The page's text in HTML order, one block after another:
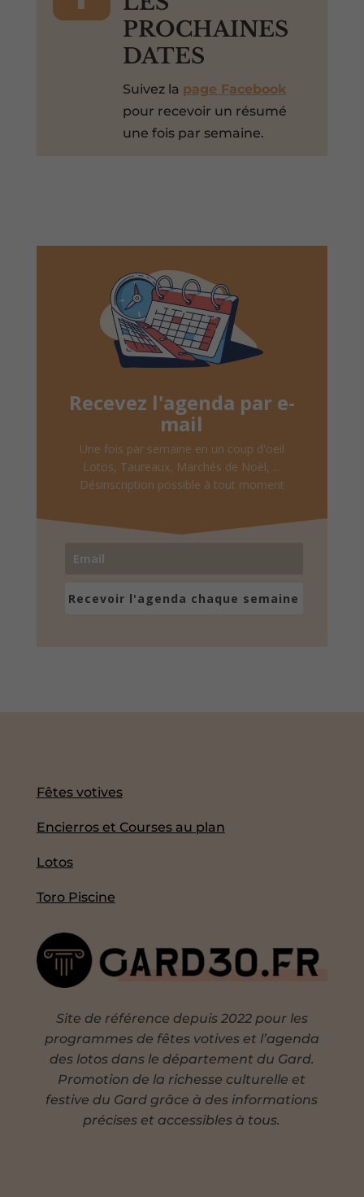
PROCHAINES
DATES
Suivez la page Facebook
pour recevoir un résumé
une fois par semaine.
Recevez l'agenda par e-
mail
Une fois par semaine en un coup d'oeil
Lotos, Taureaux, Marchés de Noël, ...
Désinscription possible à tout moment
Recevoir l'agenda chaque semaine
Fêtes votives
Encierros et Courses au plan
Lotos
Toro Piscine
Site de référence depuis 2022 pour les
programmes de fêtes votives et l’agenda
des lotos dans le département du Gard.
Promotion de la richesse culturelle et
festive du Gard grâce à des informations
précises et accessibles à tous.